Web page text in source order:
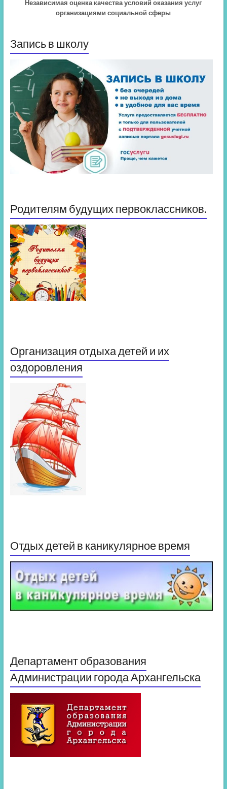
Независимая оценка качества условий оказания услуг
организациями социальной сферы
Запись в школу
Родителям будущих первоклассников.
Организация отдыха детей и их
оздоровления
Отдых детей в каникулярное время
Департамент образования
Администрации города Архангельска